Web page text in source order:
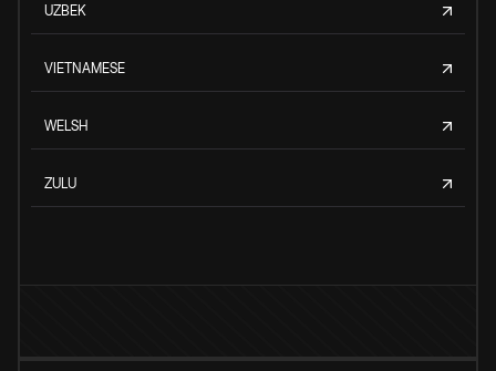
UZBEK
VIETNAMESE
WELSH
ZULU